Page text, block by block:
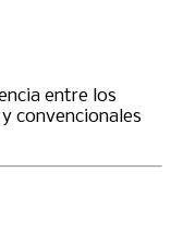
entre los
convencionales